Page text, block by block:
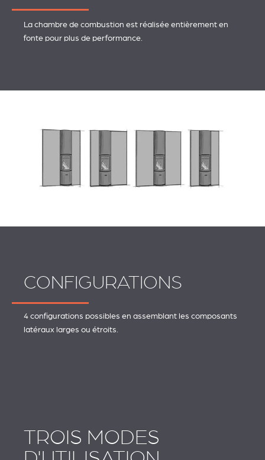
La chambre de combustion est réalisée entièrement en
fonte pour plus de performance.
CONFIGURATIONS
4 configurations possibles en assemblant les composants
latéraux larges ou étroits.
TROIS MODES